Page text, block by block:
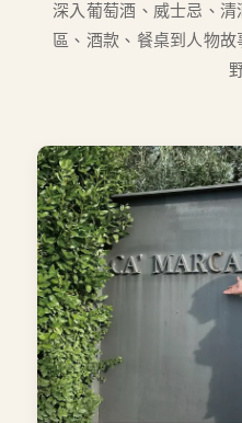
深入葡萄酒、威士忌、
區、酒款、餐桌到人物